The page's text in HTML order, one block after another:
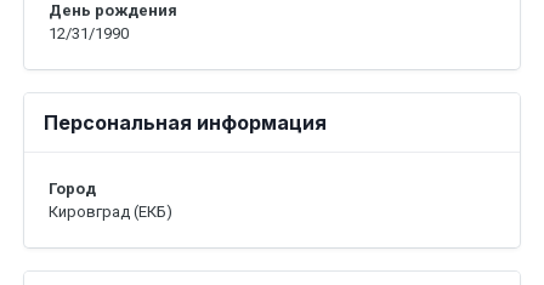
День рождения
12/31/1990
Персональная информация
Город
Кировград (ЕКБ)